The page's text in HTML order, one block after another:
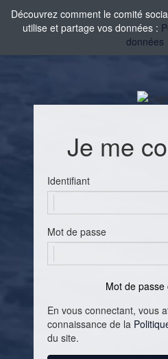
Découvrez comment le comité
utilise et partage vos données :
données
Je me
Identifiant
Mot de passe
Mot de passe
En vous connectant, vous
connaissance de la
du site.